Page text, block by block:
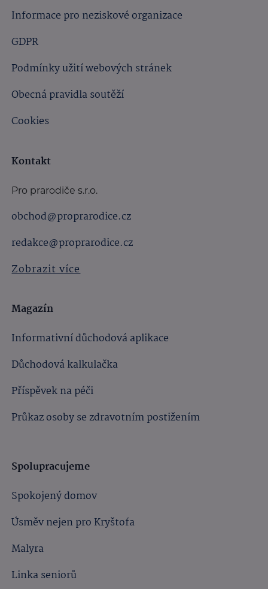
Informace pro neziskové organizace
GDPR
Podmínky užití webových stránek
Obecná pravidla soutěží
Cookies
Kontakt
Pro prarodiče s.r.o.
obchod@proprarodice.cz
redakce@proprarodice.cz
Zobrazit více
Magazín
Informativní důchodová aplikace
Důchodová kalkulačka
Příspěvek na péči
Průkaz osoby se zdravotním postižením
Spolupracujeme
Spokojený domov
Úsměv nejen pro Kryštofa
Malyra
Linka seniorů